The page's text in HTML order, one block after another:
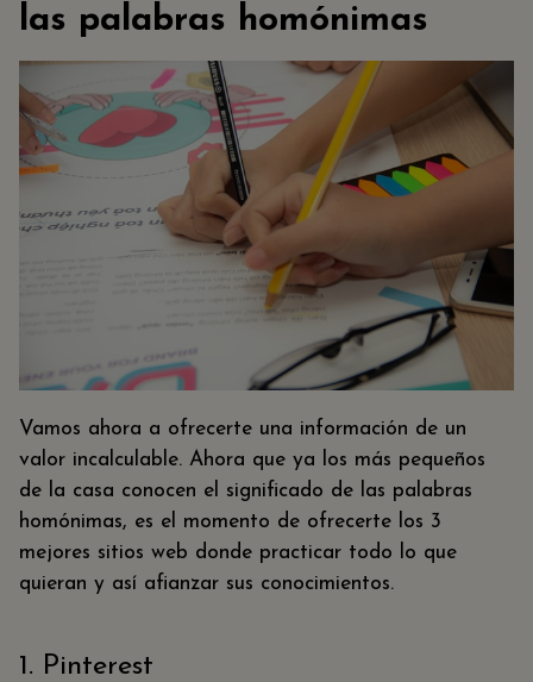
las palabras homónimas
Vamos ahora a ofrecerte una información de un
valor incalculable. Ahora que ya los más pequeños
de la casa conocen el significado de las palabras
homónimas, es el momento de ofrecerte los 3
mejores sitios web donde practicar todo lo que
quieran y así afianzar sus conocimientos.
1. Pinterest